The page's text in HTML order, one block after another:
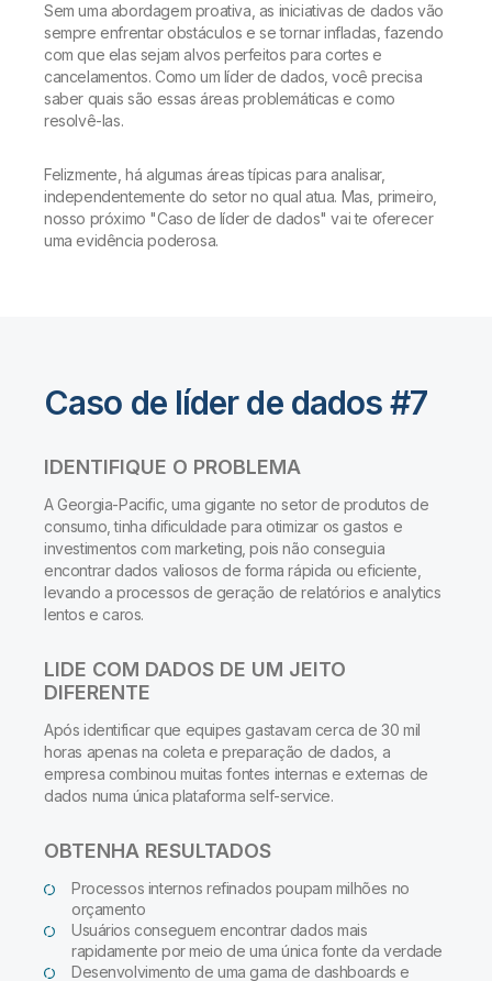
Sem uma abordagem proativa, as iniciativas de dados vão
sempre enfrentar obstáculos e se tornar infladas, fazendo
com que elas sejam alvos perfeitos para cortes e
cancelamentos. Como um líder de dados, você precisa
saber quais são essas áreas problemáticas e como
resolvê-las.
Felizmente, há algumas áreas típicas para analisar,
independentemente do setor no qual atua. Mas, primeiro,
nosso próximo "Caso de líder de dados" vai te oferecer
uma evidência poderosa.
Caso de líder de dados #7
IDENTIFIQUE O PROBLEMA
A Georgia-Pacific, uma gigante no setor de produtos de
consumo, tinha dificuldade para otimizar os gastos e
investimentos com marketing, pois não conseguia
encontrar dados valiosos de forma rápida ou eficiente,
levando a processos de geração de relatórios e analytics
lentos e caros.
LIDE COM DADOS DE UM JEITO
DIFERENTE
Após identificar que equipes gastavam cerca de 30 mil
horas apenas na coleta e preparação de dados, a
empresa combinou muitas fontes internas e externas de
dados numa única plataforma self-service.
OBTENHA RESULTADOS
Processos internos refinados poupam milhões no
orçamento
Usuários conseguem encontrar dados mais
rapidamente por meio de uma única fonte da verdade
Desenvolvimento de uma gama de dashboards e